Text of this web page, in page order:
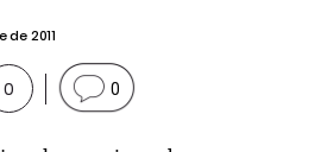
2011
0 0